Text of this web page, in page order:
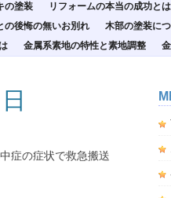
の塗装 リフォームの本当の成功とは
の後悔の無いお別れ
木部の塗装に
金属系素地の特性と素地調整
症の症状で救急搬送